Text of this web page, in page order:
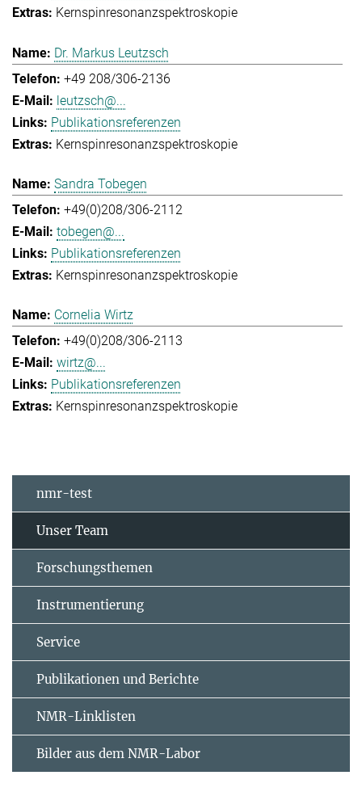
Kernspinresonanzspektroskopie
Dr. Markus Leutzsch
+49 208/306-2136
leutzsch@...
Publikationsreferenzen
Kernspinresonanzspektroskopie
Sandra Tobegen
+49(0)208/306-2112
tobegen@...
Publikationsreferenzen
Kernspinresonanzspektroskopie
Cornelia Wirtz
+49(0)208/306-2113
wirtz@...
Publikationsreferenzen
Kernspinresonanzspektroskopie
nmr-test
Unser Team
Forschungsthemen
Instrumentierung
Service
Publikationen und Berichte
NMR-Linklisten
Bilder aus dem NMR-Labor